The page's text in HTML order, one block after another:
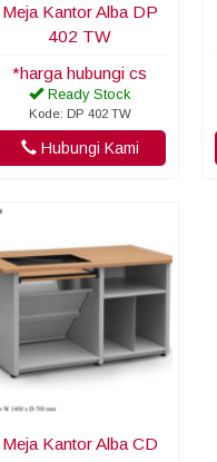
Meja Kantor Alba DP
402 TW
*harga hubungi cs
Ready Stock
Kode: DP 402 TW
Hubungi Kami
Meja Kantor Alba CD